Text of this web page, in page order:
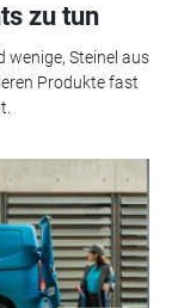
zu tun
wenige, Steinel aus
Produkte fast